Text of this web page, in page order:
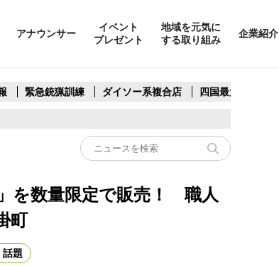
アナウンサー
イベント
プレゼント
地域を元気に
する取り組み
企業紹介
緊急銃猟訓練 ダイソー系複合店 四国最大スリコ
を数量限定で販売！ 職人
町
話題